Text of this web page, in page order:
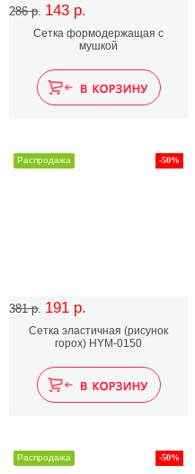
286 р. 143 р.
Сетка формодержащая с
мушкой
381 р. 191 р.
-50%
Распродажа
Сетка эластичная (рисунок
горох) HYM-0150
-50%
Распродажа